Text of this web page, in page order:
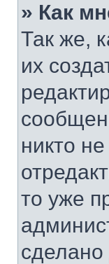
» Как
Так же,
их
никто
то уже
сделано